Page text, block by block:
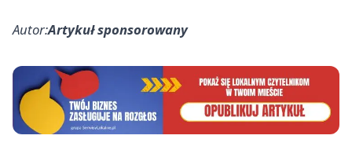
Autor:Artykuł sponsorowany